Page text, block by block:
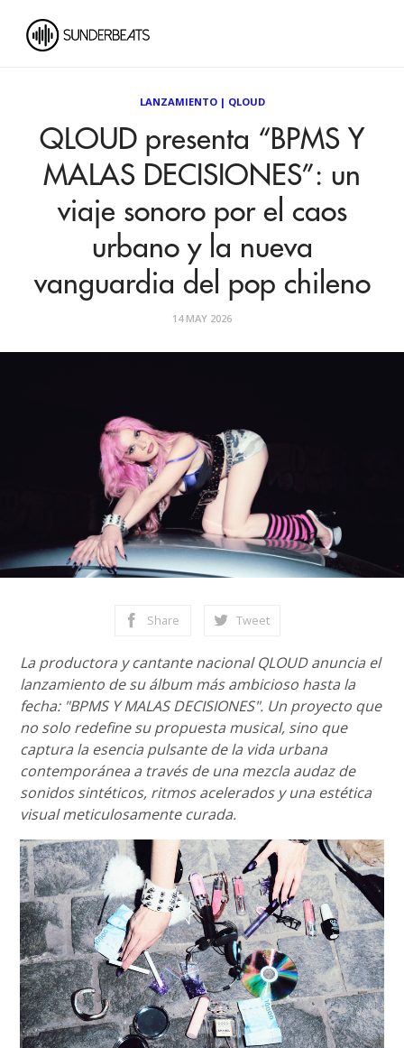
LANZAMIENTO| QLOUD
QLOUD presenta “BPMS Y
MALAS DECISIONES”: un
viaje sonoro por el caos
urbano y la nueva
vanguardia del pop chileno
14 MAY 2026
Share Tweet
La productora y cantante nacional QLOUD anuncia el
lanzamiento de su álbum más ambicioso hasta la
fecha: "BPMS Y MALAS DECISIONES". Un proyecto que
no solo redefine su propuesta musical, sino que
captura la esencia pulsante de la vida urbana
contemporánea a través de una mezcla audaz de
sonidos sintéticos, ritmos acelerados y una estética
visual meticulosamente curada.